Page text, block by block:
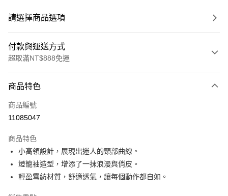
請選擇商品選項
付款與運送方式
超取滿NT$888免運
信用卡一次付款
超商取貨付款
Apple Pay
街口支付
商品特色
商品編號
11085047
商品特色
小高領設計，展現出迷人的頸部曲線。
燈籠袖造型，增添了一抹浪漫與俏皮。
輕盈雪紡材質，舒適透氣，讓每個動作都自如。